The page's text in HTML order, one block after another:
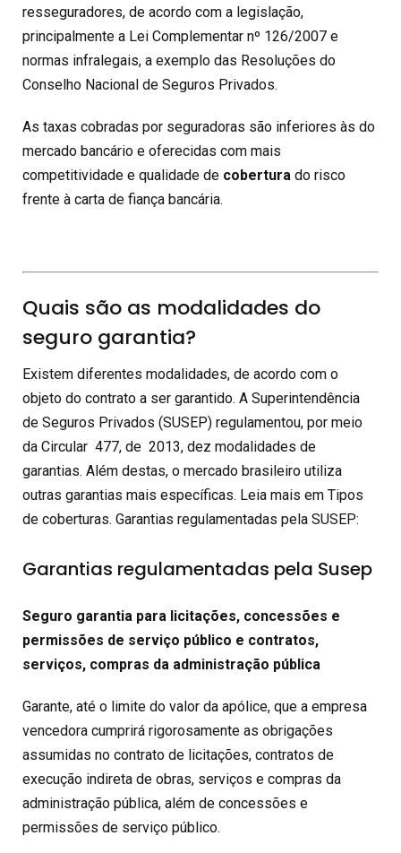
resseguradores, de acordo com a legislação,
principalmente a Lei Complementar nº 126/2007 e
normas infralegais, a exemplo das Resoluções do
Conselho Nacional de Seguros Privados.
As taxas cobradas por seguradoras são inferiores às do
mercado bancário e oferecidas com mais
competitividade e qualidade de cobertura do risco
frente à carta de fiança bancária.
Quais são as modalidades do
seguro garantia?
Existem diferentes modalidades, de acordo com o
objeto do contrato a ser garantido. A Superintendência
de Seguros Privados (SUSEP) regulamentou, por meio
da Circular 477, de 2013, dez modalidades de
garantias. Além destas, o mercado brasileiro utiliza
outras garantias mais específicas. Leia mais em Tipos
de coberturas. Garantias regulamentadas pela SUSEP:
Garantias regulamentadas pela Susep
Seguro garantia para licitações, concessões e
permissões de serviço público e contratos,
serviços, compras da administração pública
Garante, até o limite do valor da apólice, que a empresa
vencedora cumprirá rigorosamente as obrigações
assumidas no contrato de licitações, contratos de
execução indireta de obras, serviços e compras da
administração pública, além de concessões e
permissões de serviço público.